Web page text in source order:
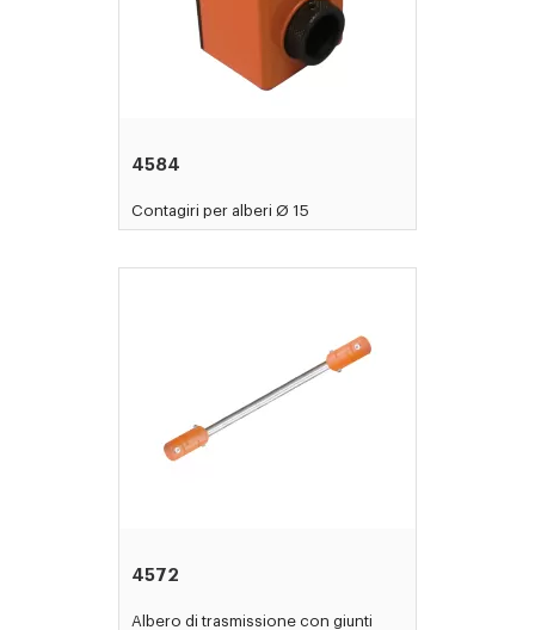
4584
Contagiri per alberi Ø 15
4572
Albero di trasmissione con giunti